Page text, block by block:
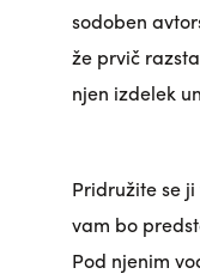
sodoben
že prvič
njen izdelek
Pridružite se
vam bo
Pod njenim